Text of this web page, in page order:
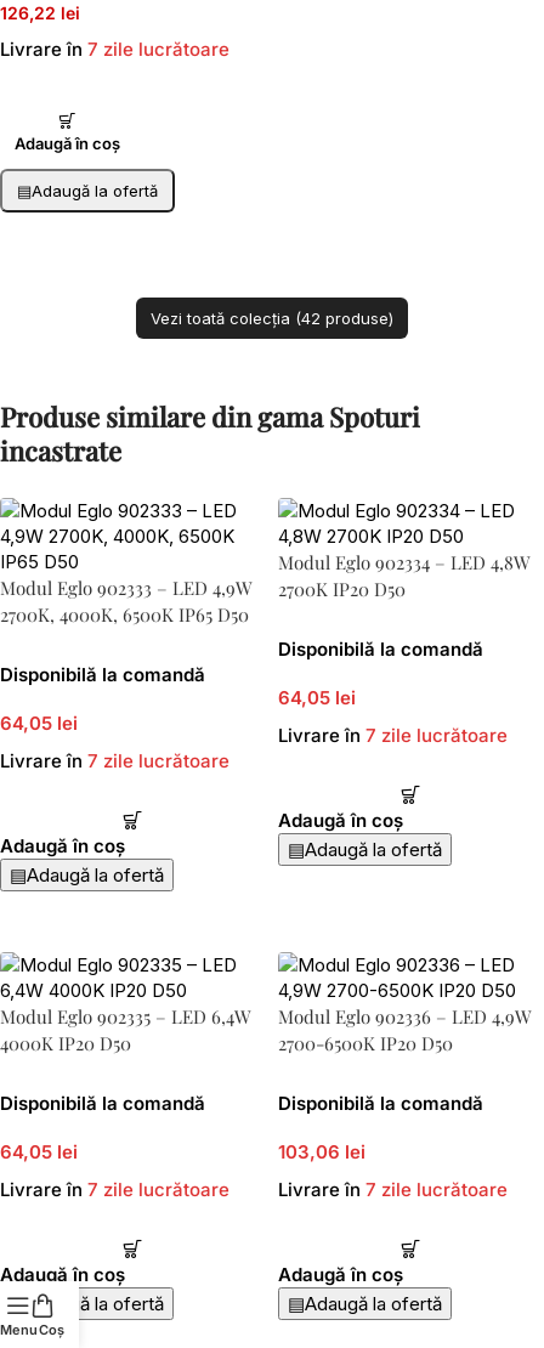
126,22 lei
Livrare în 7 zile lucrătoare
Adaugă în coș
▤Adaugă la ofertă
Vezi toată colecția (42 produse)
Produse similare din gama Spoturi
incastrate
Modul Eglo 902333 – LED 4,9W
2700K, 4000K, 6500K IP65 D50
Disponibilă la comandă
64,05 lei
Livrare în 7 zile lucrătoare
Adaugă în coș
▤Adaugă la ofertă
Modul Eglo 902334 – LED 4,8W
2700K IP20 D50
Disponibilă la comandă
64,05 lei
Livrare în 7 zile lucrătoare
Adaugă în coș
▤Adaugă la ofertă
Modul Eglo 902335 – LED 6,4W
4000K IP20 D50
Disponibilă la comandă
64,05 lei
Livrare în 7 zile lucrătoare
Adaugă în coș
▤Adaugă la ofertă
Modul Eglo 902336 – LED 4,9W
2700-6500K IP20 D50
Disponibilă la comandă
103,06 lei
Livrare în 7 zile lucrătoare
Adaugă în coș
▤Adaugă la ofertă
MenuCoș